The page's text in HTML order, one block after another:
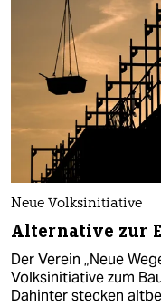
Neue Volksinitiative
Alternative zur
Der Verein „Neue
Volksinitiative zum
Dahinter stecken